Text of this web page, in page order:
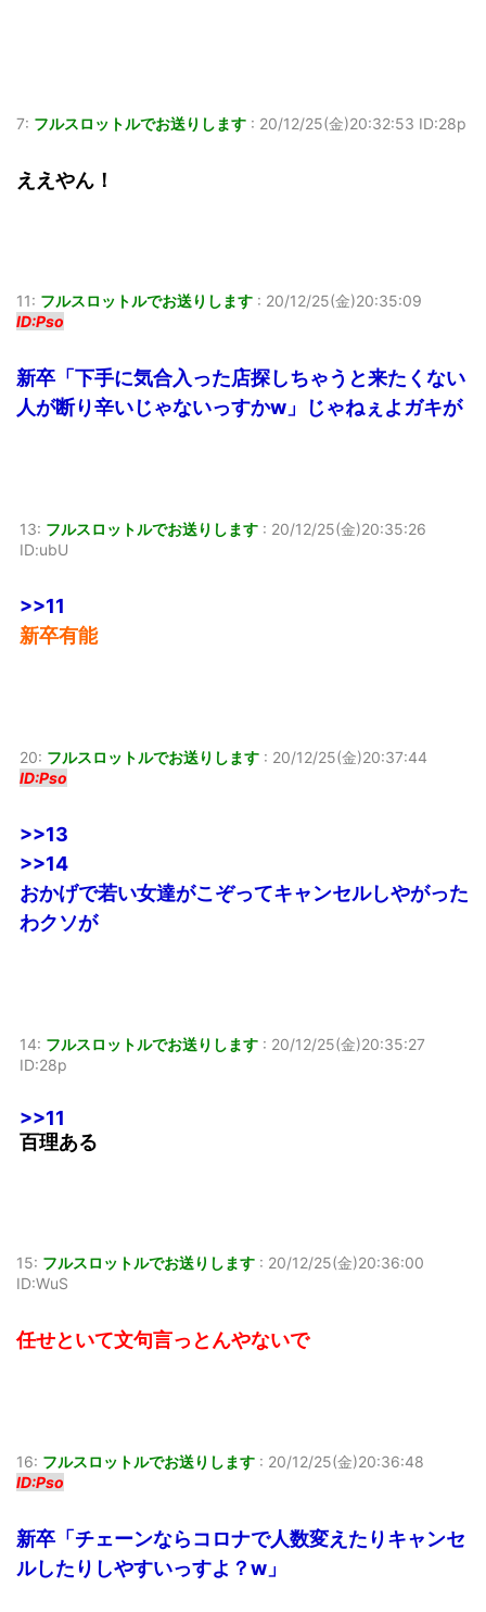
7: フルスロットルでお送りします : 20/12/25(金)20:32:53 ID:28p
ええやん！
11: フルスロットルでお送りします : 20/12/25(金)20:35:09
ID:Pso
新卒「下手に気合入った店探しちゃうと来たくない
人が断り辛いじゃないっすかw」じゃねぇよガキが
13: フルスロットルでお送りします : 20/12/25(金)20:35:26
ID:ubU
>>11
新卒有能
20: フルスロットルでお送りします : 20/12/25(金)20:37:44
ID:Pso
>>13
>>14
おかげで若い女達がこぞってキャンセルしやがった
わクソが
14: フルスロットルでお送りします : 20/12/25(金)20:35:27
ID:28p
>>11
百理ある
15: フルスロットルでお送りします : 20/12/25(金)20:36:00
ID:WuS
任せといて文句言っとんやないで
16: フルスロットルでお送りします : 20/12/25(金)20:36:48
ID:Pso
新卒「チェーンならコロナで人数変えたりキャンセ
ルしたりしやすいっすよ？w」